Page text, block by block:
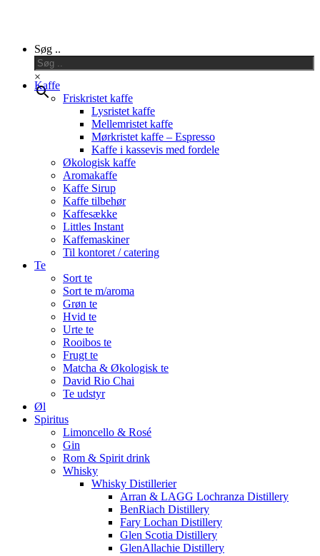
Menu
Søg ..
×
Kaffe
Friskristet kaffe
Lysristet kaffe
Mellemristet kaffe
Mørkristet kaffe – Espresso
Kaffe i kassevis med fordele
Økologisk kaffe
Aromakaffe
Kaffe Sirup
Kaffe tilbehør
Kaffesække
Littles Instant
Kaffemaskiner
Til kontoret / catering
Te
Sort te
Sort te m/aroma
Grøn te
Hvid te
Urte te
Rooibos te
Frugt te
Matcha & Økologisk te
David Rio Chai
Te udstyr
Øl
Spiritus
Limoncello & Rosé
Gin
Rom & Spirit drink
Whisky
Whisky Distillerier
Arran & LAGG Lochranza Distillery
BenRiach Distillery
Fary Lochan Distillery
Glen Scotia Distillery
GlenAllachie Distillery